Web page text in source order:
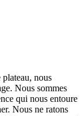
plateau, nous
Nous sommes
qui nous entoure
Nous ne ratons